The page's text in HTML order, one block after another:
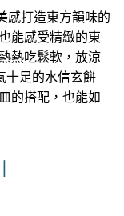
感打造東方韻味的
能感受精緻的東
熱吃鬆軟，放涼
十足的水信玄餅
的搭配，也能如